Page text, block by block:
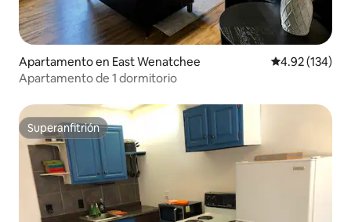
Apartamento en East Wenatchee Calificación
4.92 (134)
Apartamento de 1 dormitorio
Superanfitrión
Superanfitrión